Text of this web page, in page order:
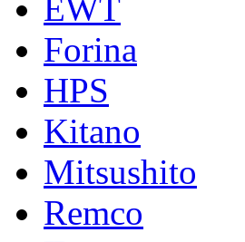
EWT
Forina
HPS
Kitano
Mitsushito
Remco